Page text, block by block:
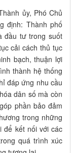
ủy, Phó Chủ
định: Thành phố
đầu tư trong suốt
cải cách thủ tục
bạch, thuận lợi
thành hệ thống
đáp ứng nhu cầu
dân số mà còn
phần bảo đảm
trong những
để kết nối với các
quá trình xúc